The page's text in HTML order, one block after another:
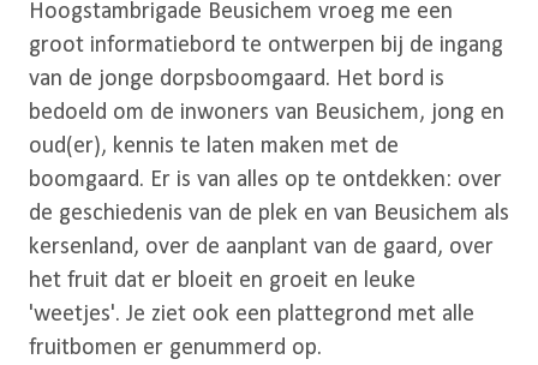
Hoogstambrigade Beusichem vroeg me een
groot informatiebord te ontwerpen bij de ingang
van de jonge dorpsboomgaard. Het bord is
bedoeld om de inwoners van Beusichem, jong en
oud(er), kennis te laten maken met de
boomgaard. Er is van alles op te ontdekken: over
de geschiedenis van de plek en van Beusichem als
kersenland, over de aanplant van de gaard, over
het fruit dat er bloeit en groeit en leuke
'weetjes'. Je ziet ook een plattegrond met alle
fruitbomen er genummerd op.